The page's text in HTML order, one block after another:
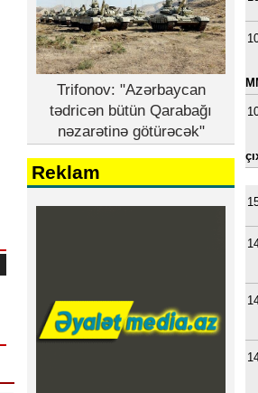
Trifonov: "Azərbaycan
tədricən bütün Qarabağı
nəzarətinə götürəcək"
Reklam